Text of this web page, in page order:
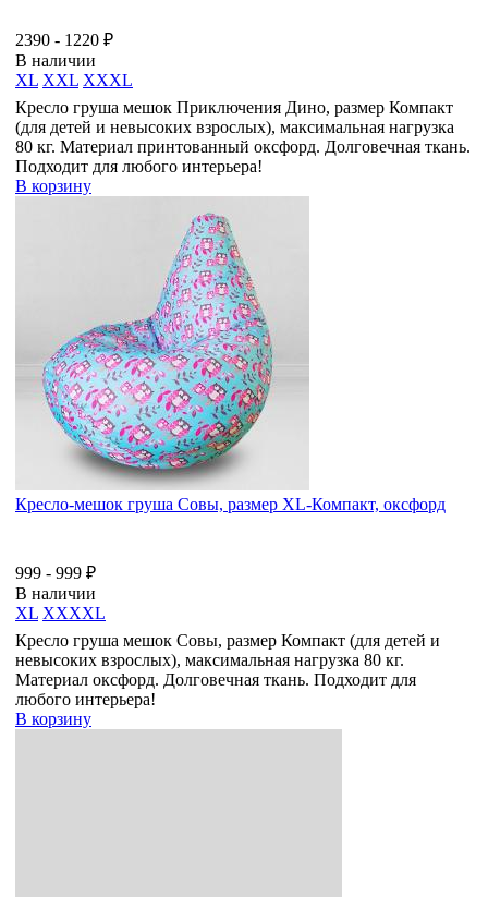
2390 - 1220 ₽
В наличии
XL XXL XXXL
Кресло груша мешок Приключения Дино, размер Компакт
(для детей и невысоких взрослых), максимальная нагрузка
80 кг. Материал принтованный оксфорд. Долговечная ткань.
Подходит для любого интерьера!
В корзину
Кресло-мешок груша Совы, размер XL-Компакт, оксфорд
999 - 999 ₽
В наличии
XL XXXXL
Кресло груша мешок Совы, размер Компакт (для детей и
невысоких взрослых), максимальная нагрузка 80 кг.
Материал оксфорд. Долговечная ткань. Подходит для
любого интерьера!
В корзину